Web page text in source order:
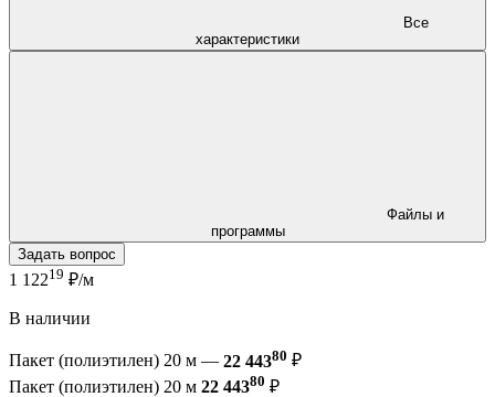
характеристики
программы
Задать вопрос
1 12219 ₽/м
В наличии
Пакет (полиэтилен) 20 м — 22 44380 ₽
Пакет (полиэтилен) 20 м 22 44380 ₽